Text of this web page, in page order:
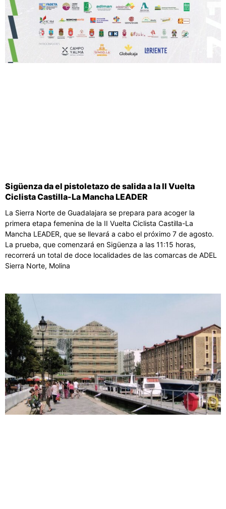
Sigüenza da el pistoletazo de salida a la II Vuelta
Ciclista Castilla-La Mancha LEADER
La Sierra Norte de Guadalajara se prepara para acoger la
primera etapa femenina de la II Vuelta Ciclista Castilla-La
Mancha LEADER, que se llevará a cabo el próximo 7 de agosto.
La prueba, que comenzará en Sigüenza a las 11:15 horas,
recorrerá un total de doce localidades de las comarcas de ADEL
Sierra Norte, Molina